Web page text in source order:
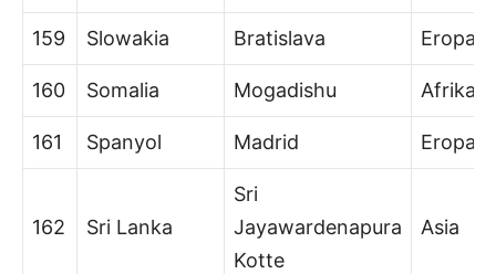
159 Slowakia Bratislava Eropa
160 Somalia Mogadishu Afrika
161 Spanyol Madrid Eropa
162 Sri Lanka
Sri
Jayawardenapura
Kotte
Asia